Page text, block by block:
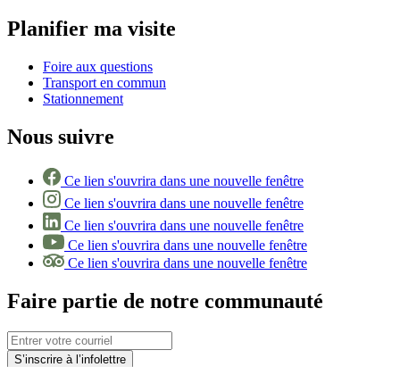
Planifier ma visite
Foire aux questions
Transport en commun
Stationnement
Nous suivre
Ce lien s'ouvrira dans une nouvelle fenêtre
Ce lien s'ouvrira dans une nouvelle fenêtre
Ce lien s'ouvrira dans une nouvelle fenêtre
Ce lien s'ouvrira dans une nouvelle fenêtre
Ce lien s'ouvrira dans une nouvelle fenêtre
Faire partie de notre communauté
S’inscrire à l’infolettre